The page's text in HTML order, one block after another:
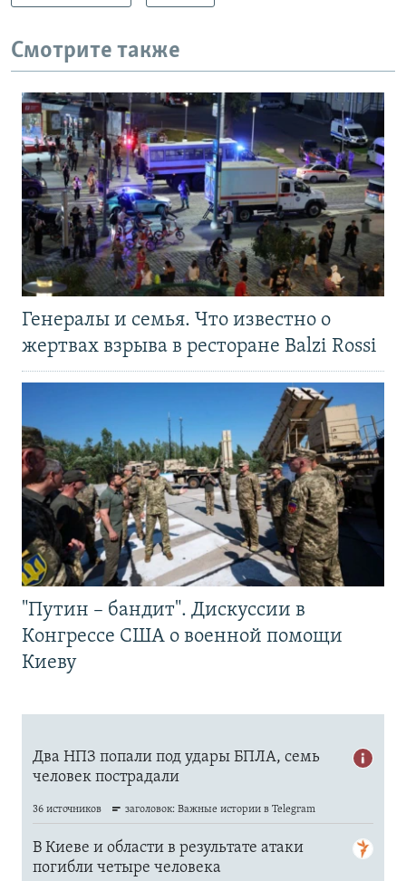
Смотрите также
Генералы и семья. Что известно о
жертвах взрыва в ресторане Balzi Rossi
"Путин – бандит". Дискуссии в
Конгрессе США о военной помощи
Киеву